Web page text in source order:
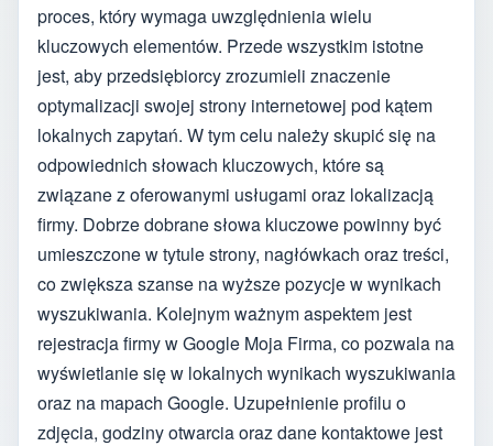
proces, który wymaga uwzględnienia wielu
kluczowych elementów. Przede wszystkim istotne
jest, aby przedsiębiorcy zrozumieli znaczenie
optymalizacji swojej strony internetowej pod kątem
lokalnych zapytań. W tym celu należy skupić się na
odpowiednich słowach kluczowych, które są
związane z oferowanymi usługami oraz lokalizacją
firmy. Dobrze dobrane słowa kluczowe powinny być
umieszczone w tytule strony, nagłówkach oraz treści,
co zwiększa szanse na wyższe pozycje w wynikach
wyszukiwania. Kolejnym ważnym aspektem jest
rejestracja firmy w Google Moja Firma, co pozwala na
wyświetlanie się w lokalnych wynikach wyszukiwania
oraz na mapach Google. Uzupełnienie profilu o
zdjęcia, godziny otwarcia oraz dane kontaktowe jest